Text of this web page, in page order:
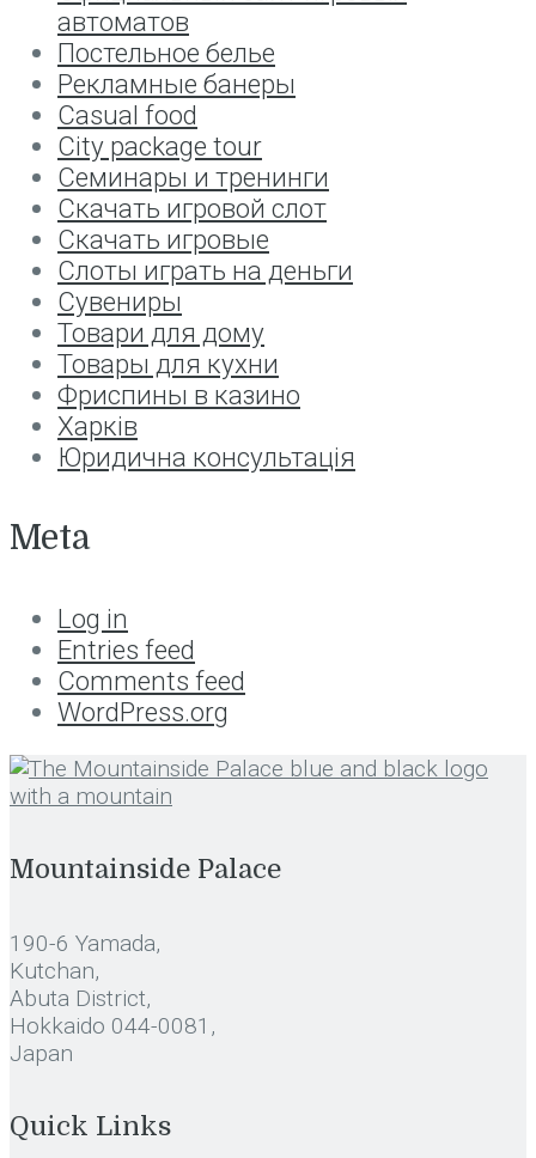
автоматов
Постельное белье
Рекламные банеры
Сasual food
Сity package tour
Семинары и тренинги
Скачать игровой слот
Скачать игровые
Слоты играть на деньги
Сувениры
Товари для дому
Товары для кухни
Фриспины в казино
Харків
Юридична консультація
Meta
Log in
Entries feed
Comments feed
WordPress.org
Mountainside Palace
190-6 Yamada,
Kutchan,
Abuta District,
Hokkaido 044-0081,
Japan
Quick Links